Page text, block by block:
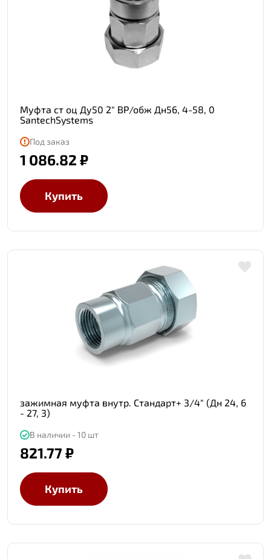
Муфта ст оц Ду50 2" ВР/обж Дн56, 4-58, 0
SantechSystems
Под заказ
1 086.82 ₽
Купить
зажимная муфта внутр. Стандарт+ 3/4" (Дн 24, 6
- 27, 3)
В наличии - 10 шт
821.77 ₽
Купить